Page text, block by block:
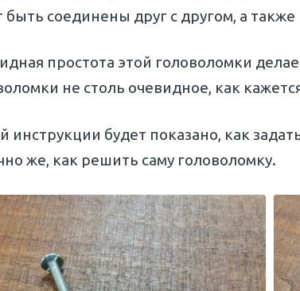
быть соединены друг с другом, а
простота этой головоломки
не столь очевидное, как
инструкции будет показано, как
же, как решить саму головоломку.